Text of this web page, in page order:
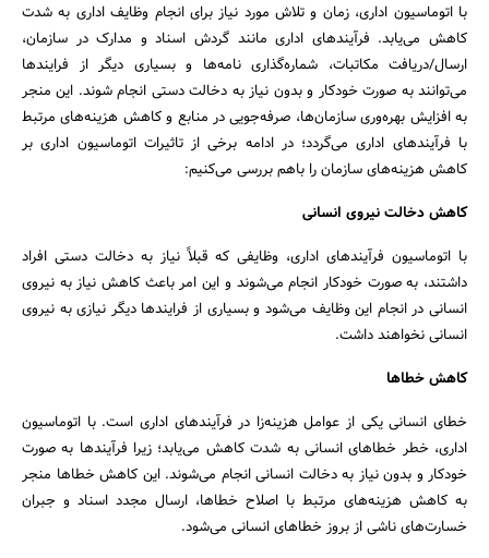
جستجو
با اتوماسیون اداری، زمان و تلاش مورد نیاز برای انجام وظایف اداری به شدت
کاهش می‌یابد. فرآیندهای اداری مانند گردش اسناد و مدارک در سازمان،
ارسال/دریافت مکاتبات، شماره‌گذاری نامه‌ها و بسیاری دیگر از فرایندها
می‌توانند به صورت خودکار و بدون نیاز به دخالت دستی انجام شوند. این منجر
به افزایش بهره‌وری سازمان‌ها، صرفه‌جویی در منابع و کاهش هزینه‌های مرتبط
با فرآیندهای اداری می‌گردد؛ در ادامه برخی از تاثیرات اتوماسیون اداری بر
کاهش هزینه‌های سازمان را باهم بررسی می‌کنیم:
کاهش دخالت نیروی انسانی
با اتوماسیون فرآیندهای اداری، وظایفی که قبلاً نیاز به دخالت دستی افراد
داشتند، به صورت خودکار انجام می‌شوند و این امر باعث کاهش نیاز به نیروی
انسانی در انجام این وظایف می‌شود و بسیاری از فرایندها دیگر نیازی به نیروی
انسانی نخواهند داشت.
کاهش خطاها
خطای انسانی یکی از عوامل هزینه‌زا در فرآیندهای اداری است. با اتوماسیون
اداری، خطر خطاهای انسانی به شدت کاهش می‌یابد؛ زیرا فرآیندها به صورت
خودکار و بدون نیاز به دخالت انسانی انجام می‌شوند. این کاهش خطاها منجر
به کاهش هزینه‌های مرتبط با اصلاح خطاها، ارسال مجدد اسناد و جبران
خسارت‌های ناشی از بروز خطاهای انسانی می‌شود.